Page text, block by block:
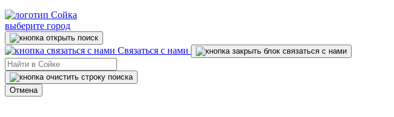
выберите город
Связаться с нами
Отмена